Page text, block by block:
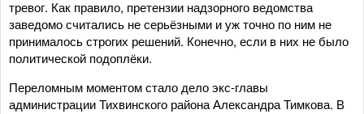
тревог. Как правило, претензии надзорного ведомства
заведомо считались не серьёзными и уж точно по ним не
принималось строгих решений. Конечно, если в них не было
политической подоплёки.
Переломным моментом стало дело экс-главы
администрации Тихвинского района Александра Тимкова. В